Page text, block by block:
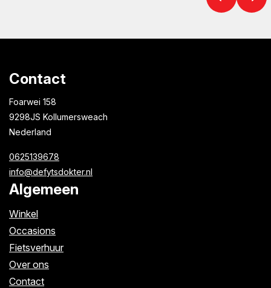
Contact
Foarwei 158
9298JS Kollumersweach
Nederland
0625139678
info@defytsdokter.nl
Algemeen
Winkel
Occasions
Fietsverhuur
Over ons
Contact